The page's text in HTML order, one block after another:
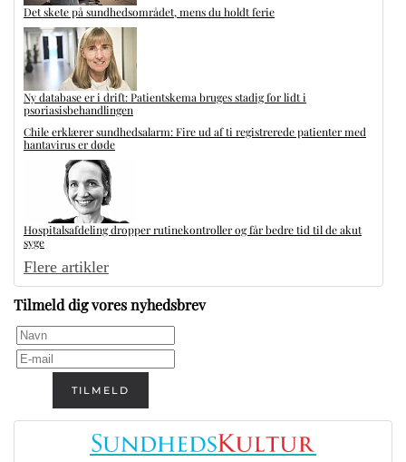
Det skete på sundhedsområdet, mens du holdt ferie
Ny database er i drift: Patientskema bruges stadig for lidt i
psoriasisbehandlingen
Chile erklærer sundhedsalarm: Fire ud af ti registrerede patienter med
hantavirus er døde
Hospitalsafdeling dropper rutinekontroller og får bedre tid til de akut
syge
Flere artikler
Tilmeld dig vores nyhedsbrev
TILMELD